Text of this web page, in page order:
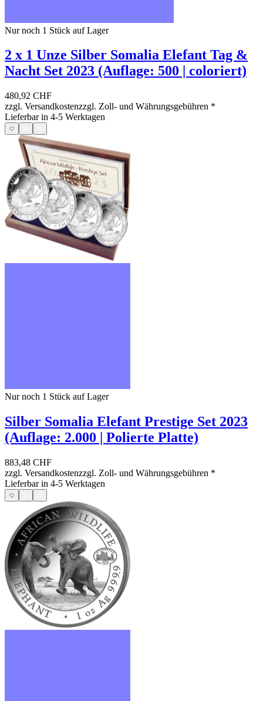
Nur noch 1 Stück auf Lager
2 x 1 Unze Silber Somalia Elefant Tag &
Nacht Set 2023 (Auflage: 500 | coloriert)
480,92 CHF
zzgl. Versandkostenzzgl. Zoll- und Währungsgebühren *
Lieferbar in 4-5 Werktagen
Nur noch 1 Stück auf Lager
Silber Somalia Elefant Prestige Set 2023
(Auflage: 2.000 | Polierte Platte)
883,48 CHF
zzgl. Versandkostenzzgl. Zoll- und Währungsgebühren *
Lieferbar in 4-5 Werktagen